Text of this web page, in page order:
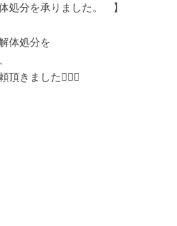
処分を承りました。 】
体処分を
きました🙇🏻‍♂️